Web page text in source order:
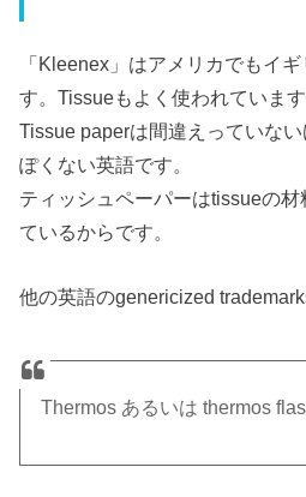
「Kleenex」はアメリカでもイ
す。Tissueもよく使われていま
Tissue paperは間違えっていな
ぽくない英語です。
ティッシュペーパーはtissueの
ているからです。
他の英語のgenericized
Thermos あるいは thermos